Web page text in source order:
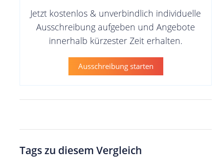
Jetzt kostenlos & unverbindlich individuelle
Ausschreibung aufgeben und Angebote
innerhalb kürzester Zeit erhalten.
Ausschreibung starten
Tags zu diesem Vergleich